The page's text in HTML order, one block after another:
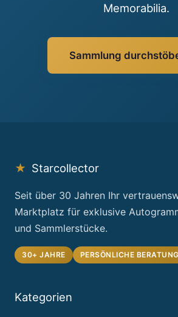
Memorabilia.
Sammlung
★ Starcollector
Seit über 30 Jahren Ihr
Marktplatz für exklusive
und Sammlerstücke.
30+ JAHRE PERSÖNLICHE BERATUNG
Kategorien